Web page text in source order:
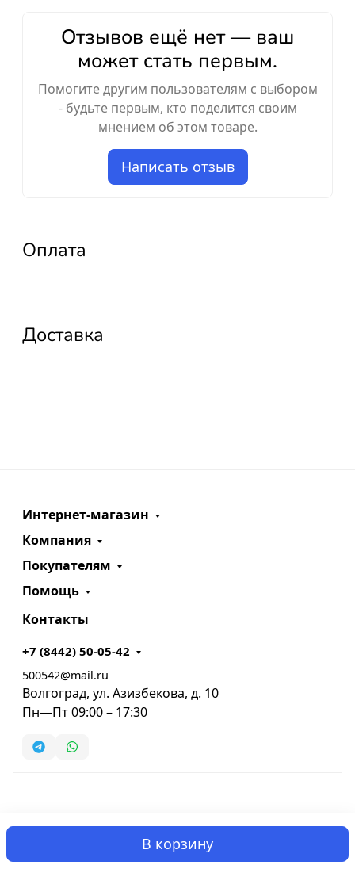
В корзину
Отзывов ещё нет — ваш
может стать первым.
Помогите другим пользователям с выбором
- будьте первым, кто поделится своим
мнением об этом товаре.
Написать отзыв
Оплата
Доставка
Интернет-магазин
Компания
Покупателям
Помощь
Контакты
+7 (8442) 50-05-42
500542@mail.ru
Волгоград, ул. Азизбекова, д. 10
Пн—Пт 09:00 – 17:30